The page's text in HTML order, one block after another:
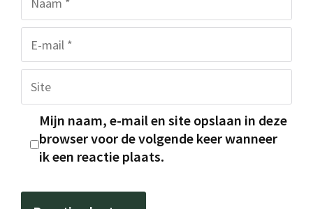
mail
Site
Mijn naam, e-mail en site opslaan in deze
browser voor de volgende keer wanneer
ik een reactie plaats.